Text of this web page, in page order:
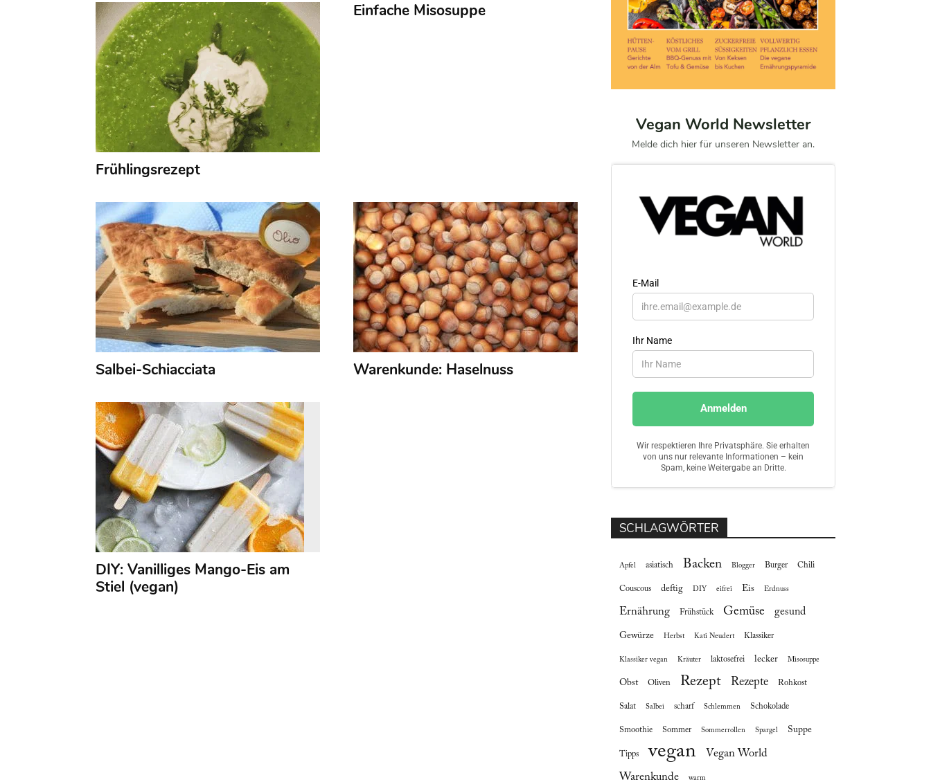
Frühlingsrezept
Einfache Misosuppe
Salbei-Schiacciata Warenkunde: Haselnuss
DIY: Vanilliges Mango-Eis am
Stiel (vegan)
Vegan World Newsletter
Melde dich hier für unseren Newsletter an.
SCHLAGWÖRTER
Apfel asiatisch Backen Blogger Burger Chili
Couscous deftig DIY eifrei Eis Erdnuss
Ernährung Frühstück Gemüse gesund
Gewürze Herbst Kati Neudert Klassiker
Klassiker vegan Kräuter laktosefrei lecker Misosuppe
Obst Oliven Rezept Rezepte Rohkost
Salat Salbei scharf Schlemmen Schokolade
Smoothie Sommer Sommerrollen Spargel Suppe
Tipps vegan Vegan World
Warenkunde warm